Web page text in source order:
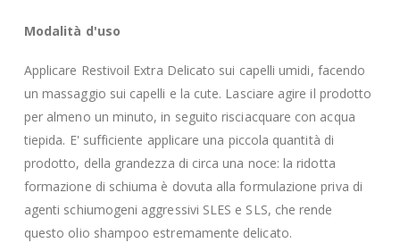
Modalità d'uso
Applicare Restivoil Extra Delicato sui capelli umidi, facendo
un massaggio sui capelli e la cute. Lasciare agire il prodotto
per almeno un minuto, in seguito risciacquare con acqua
tiepida. E' sufficiente applicare una piccola quantità di
prodotto, della grandezza di circa una noce: la ridotta
formazione di schiuma è dovuta alla formulazione priva di
agenti schiumogeni aggressivi SLES e SLS, che rende
questo olio shampoo estremamente delicato.